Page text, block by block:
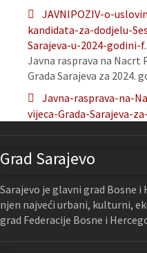
JAVNIPOZIV-o-
kandidata-za-dodjelu-
Sarajeva-u-2024-godini-
Javna rasprava na Nacrt
Grada Sarajeva za 2024.
Javna-rasprava-na-
vijeca-Grada-Sarajeva-
Grad Sarajevo
Sarajevo je glavni grad Bosne
njen najveći urbani, kulturni,
grad Federacije Bosne i